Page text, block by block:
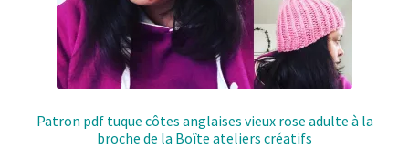
Patron pdf tuque côtes anglaises vieux rose adulte à la
broche de la Boîte ateliers créatifs